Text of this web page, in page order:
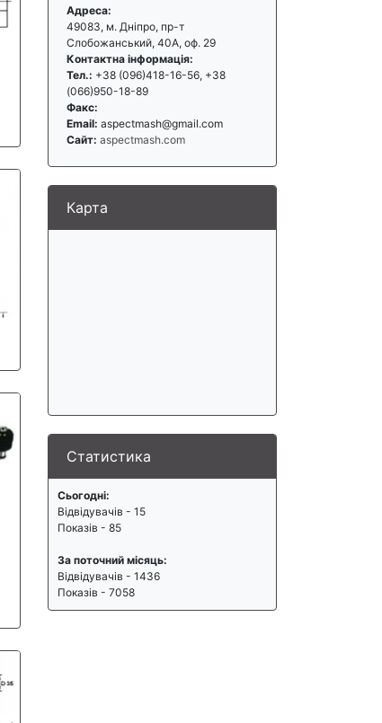
Адреса:
49083, м. Дніпро, пр-т
Слобожанський, 40А, оф. 29
Контактна інформація:
Тел.: +38 (096)418-16-56, +38
(066)950-18-89
Факс:
Email: aspectmash@gmail.com
Сайт: aspectmash.com
Карта
Статистика
Сьогодні:
Відвідувачів - 15
Показів - 85
За поточний місяць:
Відвідувачів - 1436
Показів - 7058